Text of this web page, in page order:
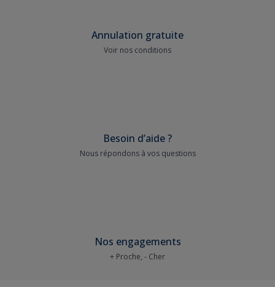
Annulation gratuite
Voir nos conditions
Besoin d’aide ?
Nous répondons à vos questions
Nos engagements
+ Proche, - Cher